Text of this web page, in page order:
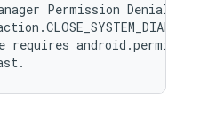
Permission Denial: \
requires